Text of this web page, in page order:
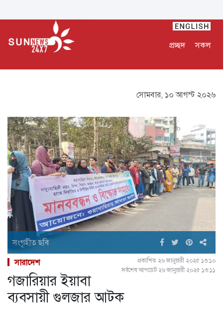
প্রচ্ছদ সকল
সোমবার, ১০ আগস্ট ২০২৬
সংগৃহীত ছবি
সারাদেশ
প্রকাশিত ২৬ জানুয়ারী ২০২৫ ১৩:১০
সর্বশেষ আপডেট ২৬ জানুয়ারী ২০২৫ ১৩:১১
গজারিয়ার ইয়াবা
ব্যবসায়ী গুলজার আটক